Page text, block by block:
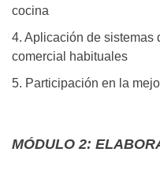
cocina
4. Aplicación de sistemas
comercial habituales
5. Participación en la
MÓDULO 2: